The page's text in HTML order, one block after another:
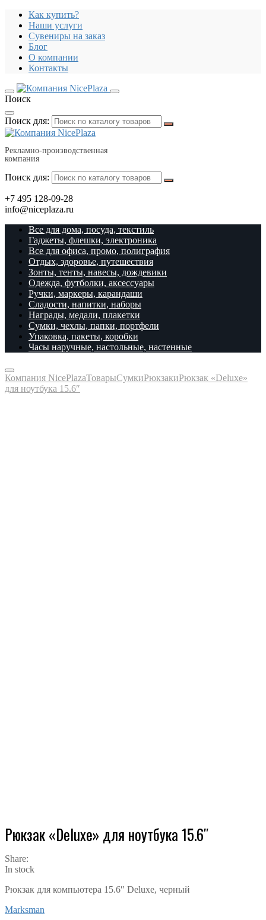
Как купить?
Наши услуги
Сувениры на заказ
Блог
О компании
Контакты
Поиск
Поиск для:
Рекламно-производственная
компания
Поиск для:
+7 495 128-09-28
info@niceplaza.ru
Все для дома, посуда, текстиль
Гаджеты, флешки, электроника
Все для офиса, промо, полиграфия
Отдых, здоровье, путешествия
Зонты, тенты, навесы, дождевики
Одежда, футболки, аксессуары
Ручки, маркеры, карандаши
Сладости, напитки, наборы
Награды, медали, плакетки
Сумки, чехлы, папки, портфели
Упаковка, пакеты, коробки
Часы наручные, настольные, настенные
Компания NicePlazaТоварыСумкиРюкзакиРюкзак «Deluxe»
для ноутбука 15.6″
Рюкзак «Deluxe» для ноутбука 15.6″
Share:
In stock
Рюкзак для компьютера 15.6″ Deluxe, черный
Marksman